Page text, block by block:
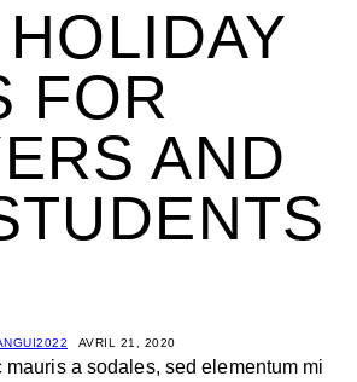
FOR
AND
AVRIL 21, 2020
mauris a sodales, sed elementum mi